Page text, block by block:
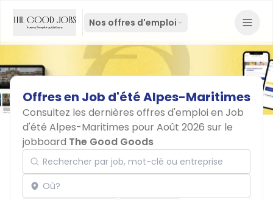
Nos offres d'emploi
Offresen Job d'étéAlpes-Maritimes
Consultez les dernières offres d'emploi en Job
d'été Alpes-Maritimes pour Août 2026 sur le
jobboard The Good Goods
Rechercher par job, mot-clé ou entreprise
Localisation